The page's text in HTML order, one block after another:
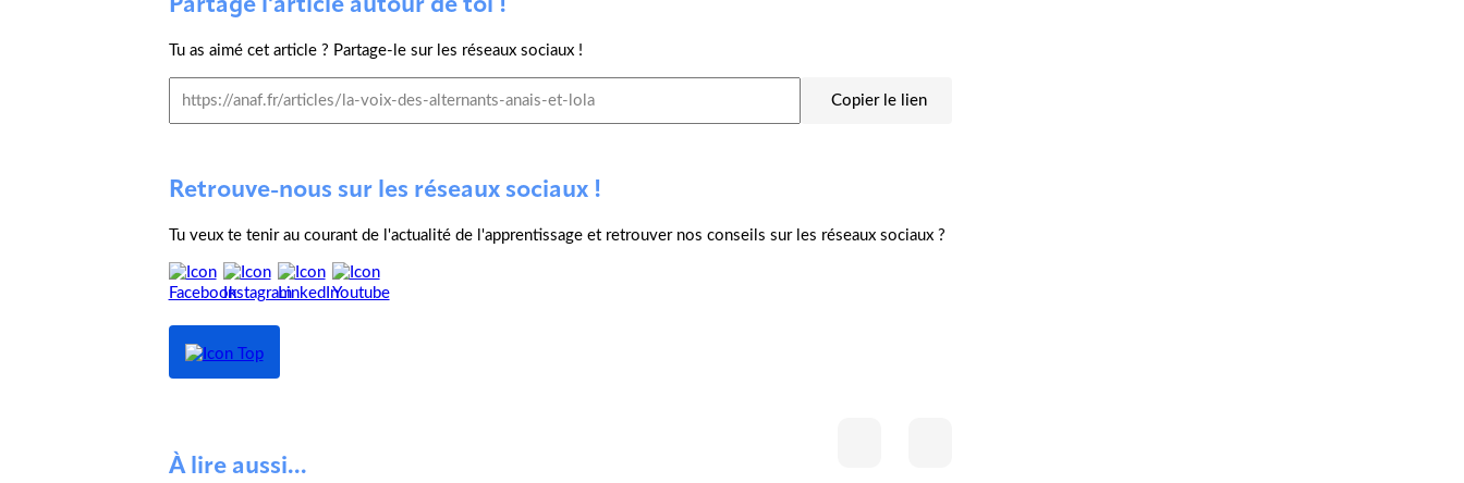
Partage l'article autour de toi !
Tu as aimé cet article ? Partage-le sur les réseaux sociaux !
Copier le lien
Retrouve-nous sur les réseaux sociaux !
Tu veux te tenir au courant de l'actualité de l'apprentissage et retrouver nos conseils sur les réseaux sociaux ?
À lire aussi...